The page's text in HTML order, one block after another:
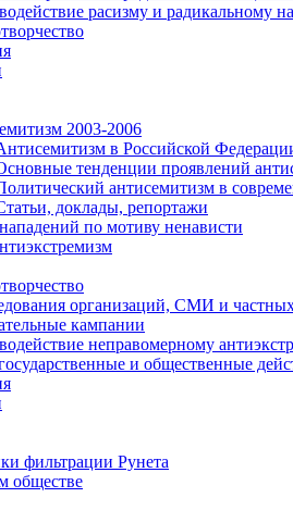
расизму и радикальному
2003-2006
в Российской
тенденции проявлений
антисемитизм в
доклады, репортажи
по мотиву ненависти
организаций, СМИ и
кампании
неправомерному
и общественные
фильтрации Рунета
обществе